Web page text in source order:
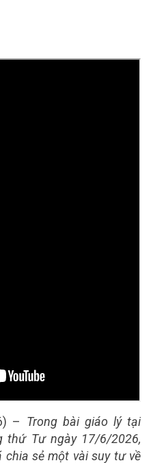
– Trong bài giáo lý tại
thứ Tư ngày 17/6/2026,
chia sẻ một vài suy tư về